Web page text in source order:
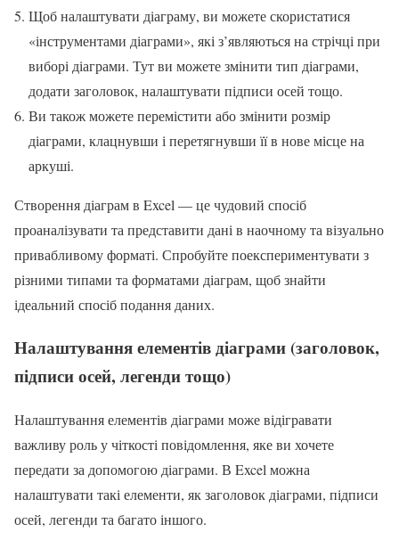
Щоб налаштувати діаграму, ви можете скористатися
«інструментами діаграми», які з’являються на стрічці при
виборі діаграми. Тут ви можете змінити тип діаграми,
додати заголовок, налаштувати підписи осей тощо.
Ви також можете перемістити або змінити розмір
діаграми, клацнувши і перетягнувши її в нове місце на
аркуші.
Створення діаграм в Excel — це чудовий спосіб
проаналізувати та представити дані в наочному та візуально
привабливому форматі. Спробуйте поекспериментувати з
різними типами та форматами діаграм, щоб знайти
ідеальний спосіб подання даних.
Налаштування елементів діаграми (заголовок,
підписи осей, легенди тощо)
Налаштування елементів діаграми може відігравати
важливу роль у чіткості повідомлення, яке ви хочете
передати за допомогою діаграми. В Excel можна
налаштувати такі елементи, як заголовок діаграми, підписи
осей, легенди та багато іншого.